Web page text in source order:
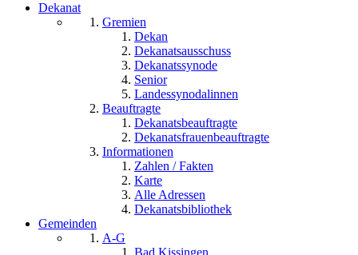
Dekanat
Gremien
Dekan
Dekanatsausschuss
Dekanatssynode
Senior
Landessynodalinnen
Beauftragte
Dekanatsbeauftragte
Dekanatsfrauenbeauftragte
Informationen
Zahlen / Fakten
Karte
Alle Adressen
Dekanatsbibliothek
Gemeinden
A-G